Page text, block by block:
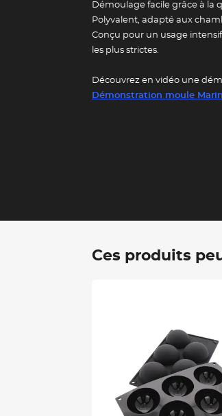
Démoulage facile grâce à la
Polyvalent, adapté aux
Conçu pour un usage
les plus strictes.
Découvrez en vidéo une
Démonstration moule
Ces produits